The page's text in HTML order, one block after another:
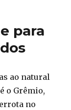
para
ao natural
o Grêmio,
no